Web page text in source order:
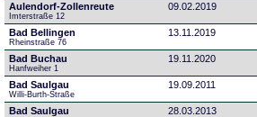
Aulendorf-Zollenreute
Imterstraße 12
09.02.2019
Bad Bellingen
Rheinstraße 76
13.11.2019
Bad Buchau
Hanfweiher 1
19.11.2020
Bad Saulgau
Willi-Burth-Straße
19.09.2011
Bad Saulgau 28.03.2013